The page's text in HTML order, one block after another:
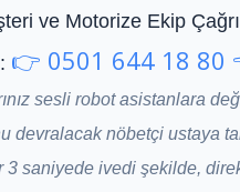
ve Motorize Ekip Çağrı
👉 0501 644 18 80
sesli robot asistanlara
devralacak nöbetçi ustaya
3 saniyede ivedi şekilde,